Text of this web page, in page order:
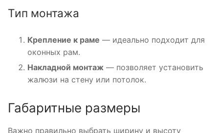
Тип монтажа
Крепление к раме — идеально подходит для
оконных рам.
Накладной монтаж — позволяет установить
жалюзи на стену или потолок.
Габаритные размеры
Важно правильно выбрать ширину и высоту